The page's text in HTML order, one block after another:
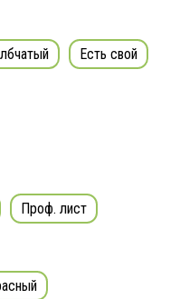
Есть свой
Проф. лист